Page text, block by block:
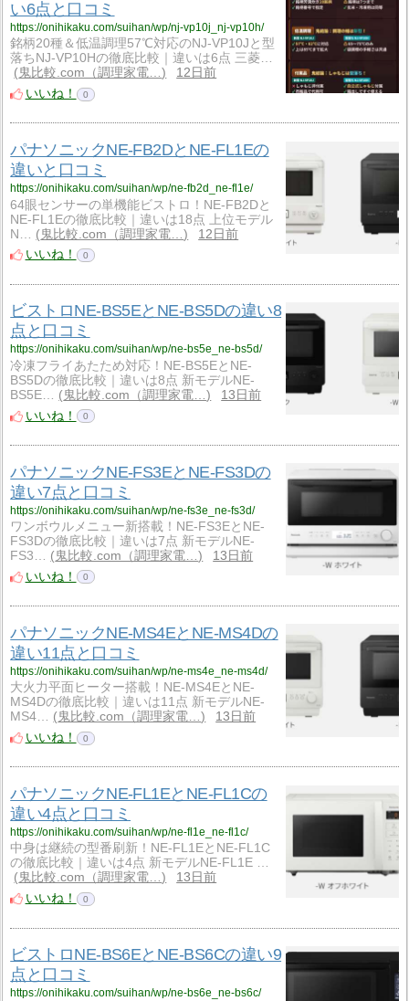
い6点と口コミ
https://onihikaku.com/suihan/wp/nj-vp10j_nj-vp10h/
銘柄20種＆低温調理57℃対応のNJ-VP10Jと型
落ちNJ-VP10Hの徹底比較｜違いは6点 三菱…
鬼比較.com（調理家電…
12日前
いいね！
0
パナソニックNE-FB2DとNE-FL1Eの
違いと口コミ
https://onihikaku.com/suihan/wp/ne-fb2d_ne-fl1e/
64眼センサーの単機能ビストロ！NE-FB2Dと
NE-FL1Eの徹底比較｜違いは18点 上位モデル
N…
鬼比較.com（調理家電…
12日前
いいね！
0
ビストロNE-BS5EとNE-BS5Dの違い8
点と口コミ
https://onihikaku.com/suihan/wp/ne-bs5e_ne-bs5d/
冷凍フライあたため対応！NE-BS5EとNE-
BS5Dの徹底比較｜違いは8点 新モデルNE-
BS5E…
鬼比較.com（調理家電…
13日前
いいね！
0
パナソニックNE-FS3EとNE-FS3Dの
違い7点と口コミ
https://onihikaku.com/suihan/wp/ne-fs3e_ne-fs3d/
ワンボウルメニュー新搭載！NE-FS3EとNE-
FS3Dの徹底比較｜違いは7点 新モデルNE-
FS3…
鬼比較.com（調理家電…
13日前
いいね！
0
パナソニックNE-MS4EとNE-MS4Dの
違い11点と口コミ
https://onihikaku.com/suihan/wp/ne-ms4e_ne-ms4d/
大火力平面ヒーター搭載！NE-MS4EとNE-
MS4Dの徹底比較｜違いは11点 新モデルNE-
MS4…
鬼比較.com（調理家電…
13日前
いいね！
0
パナソニックNE-FL1EとNE-FL1Cの
違い4点と口コミ
https://onihikaku.com/suihan/wp/ne-fl1e_ne-fl1c/
中身は継続の型番刷新！NE-FL1EとNE-FL1C
の徹底比較｜違いは4点 新モデルNE-FL1E …
鬼比較.com（調理家電…
13日前
いいね！
0
ビストロNE-BS6EとNE-BS6Cの違い9
点と口コミ
https://onihikaku.com/suihan/wp/ne-bs6e_ne-bs6c/